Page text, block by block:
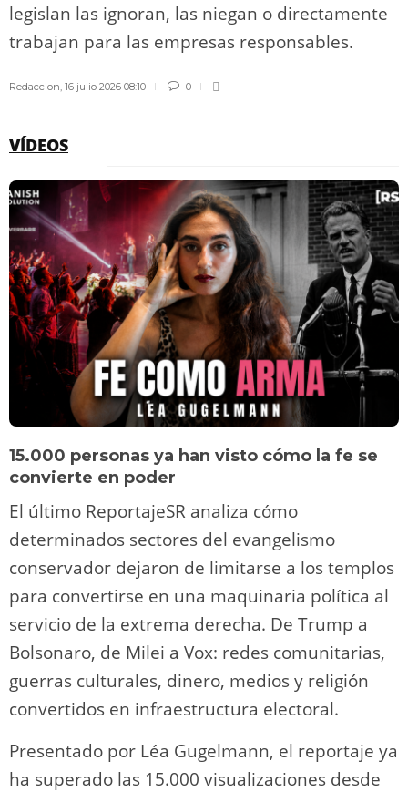
legislan las ignoran, las niegan o directamente
trabajan para las empresas responsables.
Redaccion 16 julio 2026 08:10 0
VÍDEOS
15.000 personas ya han visto cómo la fe se
convierte en poder
El último ReportajeSR analiza cómo
determinados sectores del evangelismo
conservador dejaron de limitarse a los templos
para convertirse en una maquinaria política al
servicio de la extrema derecha. De Trump a
Bolsonaro, de Milei a Vox: redes comunitarias,
guerras culturales, dinero, medios y religión
convertidos en infraestructura electoral.
Presentado por Léa Gugelmann, el reportaje ya
ha superado las 15.000 visualizaciones desde